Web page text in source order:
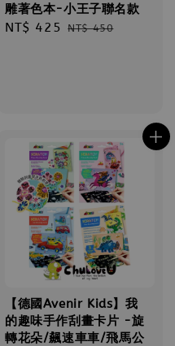
雕著色本-小王子聯名款
Sale
NT$ 425 Regular
NT$ 450
【德國Avenir Kids】我
的趣味手作刮畫卡片 -旋
轉花朵/飆速車車/飛馬公